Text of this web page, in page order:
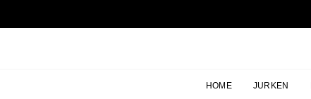
HOME JURKEN